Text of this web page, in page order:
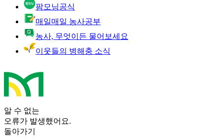
팜모닝공식
매일매일 농사공부
농사, 무엇이든 물어보세요
이웃들의 병해충 소식
알 수 없는
오류가 발생했어요.
돌아가기